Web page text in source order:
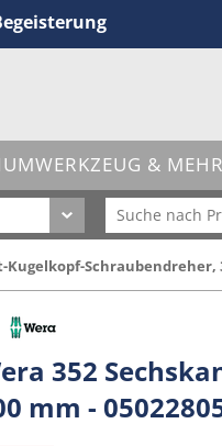
&
Kugelkopf-Schraubendreher,
352
mm -